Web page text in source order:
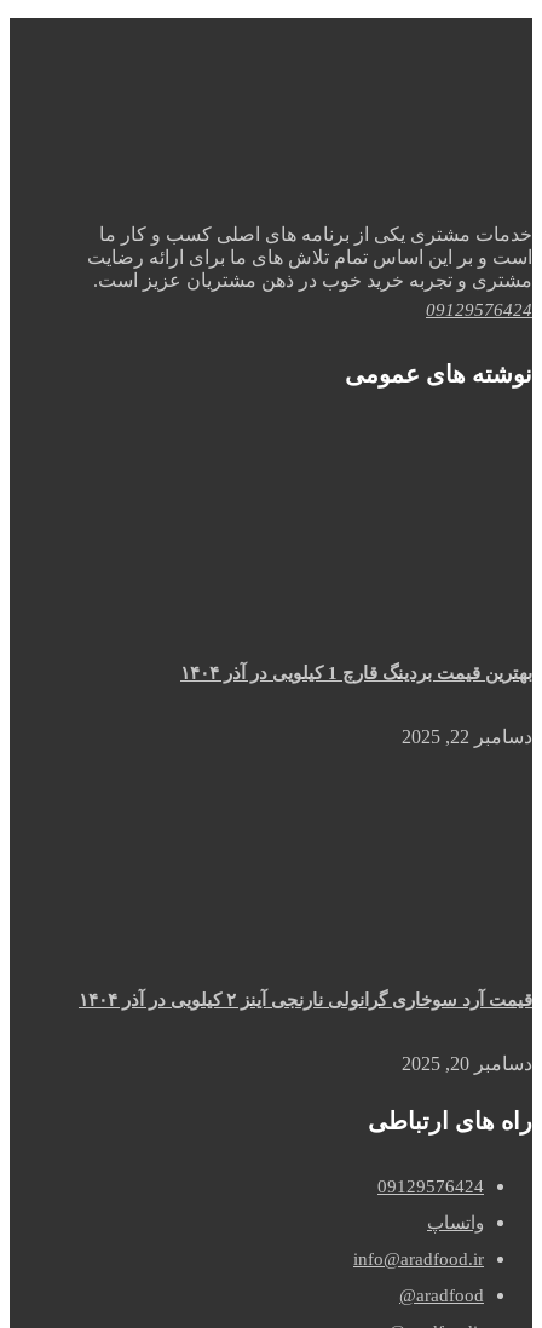
خدمات مشتری یکی از برنامه های اصلی کسب و کار ما
است و بر این اساس تمام تلاش های ما برای ارائه رضایت
مشتری و تجربه خرید خوب در ذهن مشتریان عزیز است.
09129576424
نوشته های عمومی
بهترین قیمت بردینگ قارچ 1 کیلویی در آذر ۱۴۰۴
دسامبر 22, 2025
قیمت آرد سوخاری گرانولی نارنجی آینز ۲ کیلویی در آذر ۱۴۰۴
دسامبر 20, 2025
راه های ارتباطی
09129576424
واتساپ
info@aradfood.ir
aradfood@